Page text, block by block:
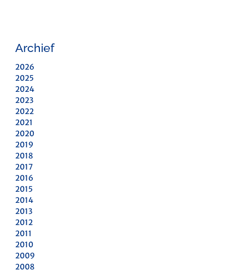
Archief
2026
2025
2024
2023
2022
2021
2020
2019
2018
2017
2016
2015
2014
2013
2012
2011
2010
2009
2008